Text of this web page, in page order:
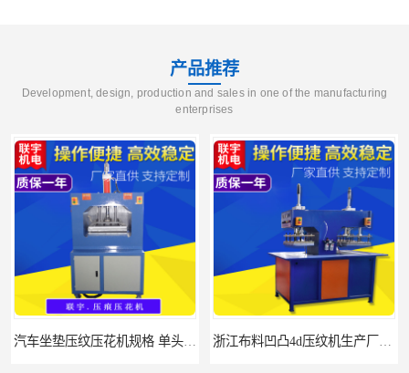
产品推荐
Development, design, production and sales in one of the manufacturing
enterprises
浙江布料凹凸4d压纹机生产厂家 服装凹凸4d压纹植胶机 经济实惠